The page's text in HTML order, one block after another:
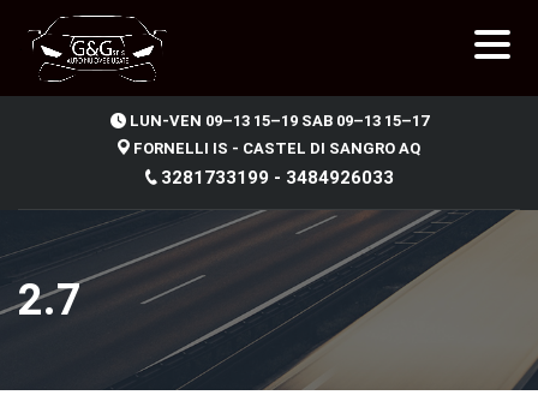
LUN-VEN 09–13 15–19 SAB 09–13 15–17
FORNELLI IS - CASTEL DI SANGRO AQ
3281733199 - 3484926033
2.7